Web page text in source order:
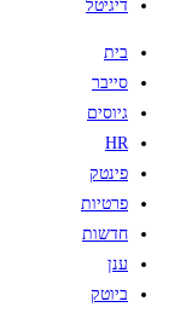
דיגיטל
בית
סייבר
גיוסים
HR
פינטק
פרטיות
חדשות
ענן
ביוטק